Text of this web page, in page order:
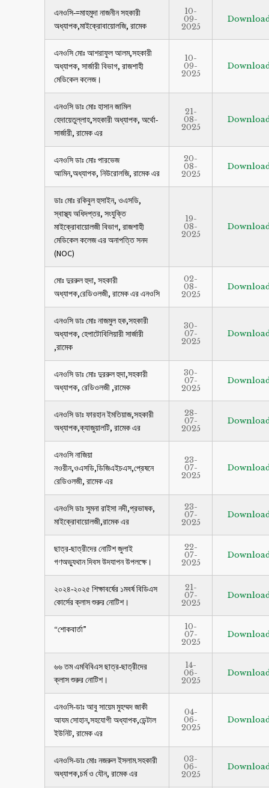
এনওসি-=মাহমুদা নাজনীন সহকারী
অধ্যাপক,মাইক্রোবায়োলজি, রামেক
10-
09-
2025
এনওসি মোঃ আশরাফুল আলম,সহকারী
অধ্যাপক, সার্জারী বিভাগ, রাজশাহী
মেডিকেল কলেজ।
10-
09-
2025
এনওসি ডাঃ মোঃ হাসান জামিল
হেদায়েতুল্লাহ,সহকারী অধ্যাপক, অর্থো-
সার্জারী, রামেক এর
21-
08-
2025
এনওসি ডাঃ মোঃ পারভেজ
আমিন,অধ্যাপক, নিউরোলজি, রামেক এর
20-
08-
2025
ডাঃ মোঃ রকিবুল হুসাইন, ওএসডি,
স্বাস্থ্য অধিদপ্তর, সংযুক্তি
মাইক্রোবায়োলজী বিভাগ, রাজশাহী
মেডিকেল কলেজ এর অনাপত্তি সনদ
(NOC)
19-
08-
2025
মোঃ দুররুল হুদা, সহকারী
অধ্যাপক,রেডিওলজী, রামেক এর এনওসি
02-
08-
2025
এনওসি ডাঃ মোঃ নাজমুল হক,সহকারী
অধ্যাপক, হেপাটোবিলিয়ারী সার্জারী
,রামেক
30-
07-
2025
এনওসি ডাঃ মোঃ দুররুল হুদা,সহকারী
অধ্যাপক, রেডিওলজী ,রামেক
30-
07-
2025
এনওসি ডাঃ ফারহান ইমতিয়াজ,সহকারী
অধ্যাপক,ক্যাজুয়ালটি, রামেক এর
28-
07-
2025
এনওসি নাজিয়া
নওরীন,ওএসডি,ডিজিএইচএস,প্রেষনে
রেডিওলজী, রামেক এর
23-
07-
2025
এনওসি ডাঃ সুমনা রাইসা নদী,প্রভাষক,
মাইক্রোবায়োলজী,রামেক এর
23-
07-
2025
ছাত্র-ছাত্রীদের নোটিশ জুলাই
গণঅভ্যুথান দিবস উদযাপন উপলক্ষে।
22-
07-
2025
২০২৪-২০২৫ শিক্ষাবর্ষের ১মবর্ষ বিডিএস
কোর্সের ক্লাস শুরুর নোটিশ।
21-
07-
2025
“শোকবার্তা” 10-
07-
2025
৬৬ তম এমবিবিএস ছাত্র-ছাত্রীদের
ক্লাস শুরুর নোটিশ।
14-
06-
2025
এনওসি-ডাঃ আবু সায়েম মুহম্মদ জাকী
আযম সোহান,সহযোগী অধ্যাপক,ডেন্টাল
ইউনিট, রামেক এর
04-
06-
2025
এনওসি-ডাঃ মোঃ নজরুল ইসলাম.সহকারী
অধ্যাপক,চর্ম ও যৌন, রামেক এর
03-
06-
2025